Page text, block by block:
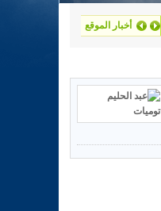
أخبار الموقع